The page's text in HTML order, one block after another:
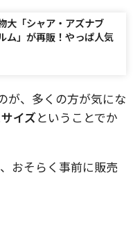
大「シャア・アズナブ
」が再販！やっぱ人気
が、多くの方が気にな
イズということでか
おそらく事前に販売